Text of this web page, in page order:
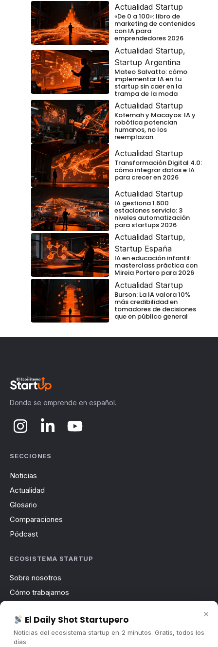
Actualidad Startup
«De 0 a 100»: libro de
marketing de contenidos
con IA para
emprendedores 2026
Actualidad Startup,
Startup Argentina
Mateo Salvatto: cómo
implementar IA en tu
startup sin caer en la
trampa de la moda
Actualidad Startup
Kotemah y Macayos: IA y
robótica potencian
humanos, no los
reemplazan
Actualidad Startup
Transformación Digital 4.0:
cómo integrar datos e IA
para crecer en 2026
Actualidad Startup
IA gestiona 1.600
estaciones servicio: 3
niveles automatización
para startups 2026
Actualidad Startup,
Startup España
IA en educación infantil:
masterclass práctica con
Mireia Portero para 2026
Actualidad Startup
Burson: La IA valora 10%
más credibilidad en
tomadores de decisiones
que en público general
Donde se emprende en español.
SECCIONES
Noticias
Actualidad
Glosario
Comparaciones
Pódcast
ECOSISTEMA STARTUP
Sobre nosotros
Cómo trabajamos
Contacto
Publicidad
×
El Daily Shot Startupero
Noticias del ecosistema startup en 2 minutos. Gratis, todos los
días.